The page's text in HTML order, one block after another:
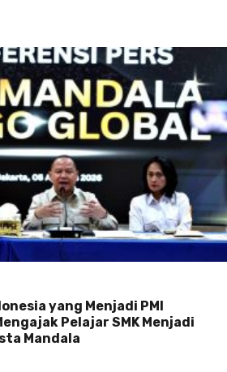
yang Menjadi PMI
Pelajar SMK Menjadi
Mandala